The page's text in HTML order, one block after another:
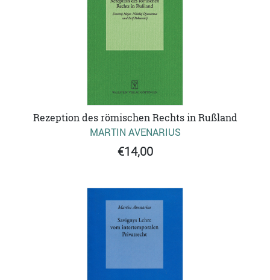
Rezeption des römischen Rechts in Rußland
MARTIN AVENARIUS
€14,00